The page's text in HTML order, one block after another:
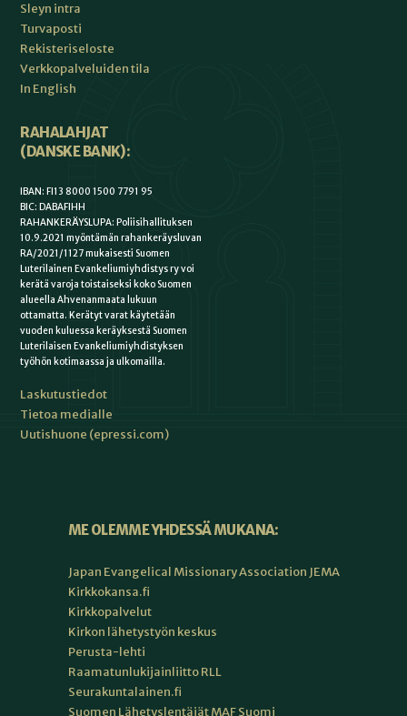
Sleyn intra
Turvaposti
Rekisteriseloste
Verkkopalveluiden tila
In English
RAHALAHJAT
(DANSKE BANK):
IBAN: FI13 8000 1500 7791 95
BIC: DABAFIHH
RAHANKERÄYSLUPA: Poliisihallituksen
10.9.2021 myöntämän rahankeräysluvan
RA/2021/1127 mukaisesti Suomen
Luterilainen Evankeliumiyhdistys ry voi
kerätä varoja toistaiseksi koko Suomen
alueella Ahvenanmaata lukuun
ottamatta. Kerätyt varat käytetään
vuoden kuluessa keräyksestä Suomen
Luterilaisen Evankeliumiyhdistyksen
työhön kotimaassa ja ulkomailla.
Laskutustiedot
Tietoa medialle
Uutishuone (epressi.com)
ME OLEMME YHDESSÄ MUKANA:
Japan Evangelical Missionary Association JEMA
Kirkkokansa.fi
Kirkkopalvelut
Kirkon lähetystyön keskus
Perusta-lehti
Raamatunlukijainliitto RLL
Seurakuntalainen.fi
Suomen Lähetyslentäjät MAF Suomi